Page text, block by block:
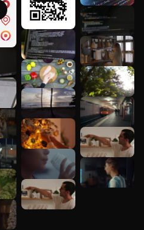
Voir plus